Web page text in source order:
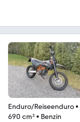
Enduro/Reiseenduro•
690 cm³• Benzin